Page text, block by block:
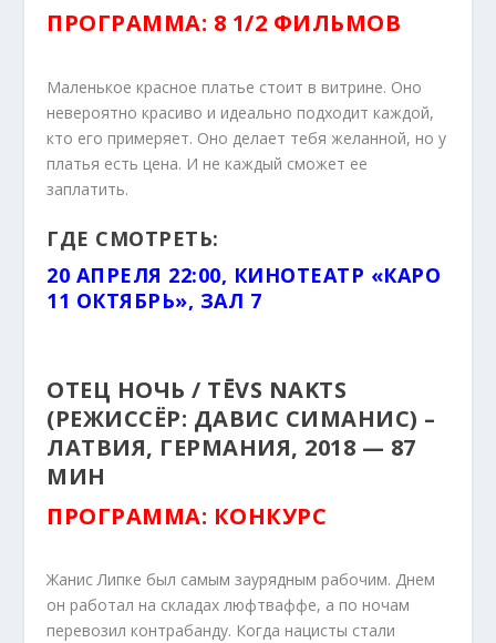
ПРОГРАММА: 8 1/2 ФИЛЬМОВ
Маленькое красное платье стоит в витрине. Оно
невероятно красиво и идеально подходит каждой,
кто его примеряет. Оно делает тебя желанной, но у
платья есть цена. И не каждый сможет ее
заплатить.
ГДЕ СМОТРЕТЬ:
20 АПРЕЛЯ 22:00, КИНОТЕАТР «КАРО
11 ОКТЯБРЬ», ЗАЛ 7
ОТЕЦ НОЧЬ / TĒVS NAKTS
(РЕЖИССЁР: ДАВИС СИМАНИС) –
ЛАТВИЯ, ГЕРМАНИЯ, 2018 — 87
МИН
ПРОГРАММА: КОНКУРС
Жанис Липке был самым заурядным рабочим. Днем
он работал на складах люфтваффе, а по ночам
перевозил контрабанду. Когда нацисты стали